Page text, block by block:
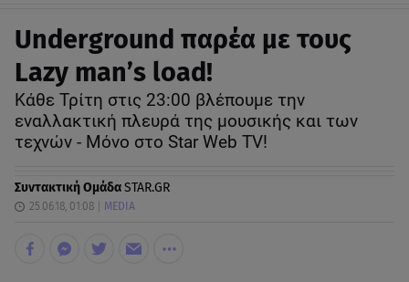
Underground παρέα με τους
Lazy man’s load!
Κάθε Τρίτη στις 23:00 βλέπουμε την
εναλλακτική πλευρά της μουσικής και των
τεχνών - Mόνο στο Star Web TV!
Συντακτική ΟμάδαSTAR.GR
25.06.18, 01:08 MEDIA